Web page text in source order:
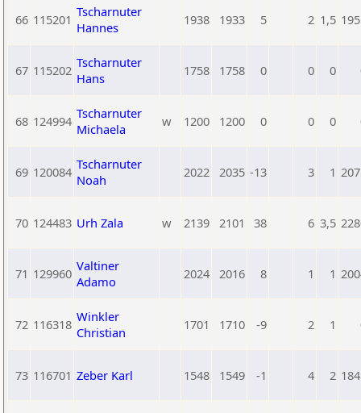
66 115201 Tscharnuter
Hannes
1938 1933 5 2 1,5
67 115202 Tscharnuter
Hans
1758 1758 0 0 0
68 124994 Tscharnuter
Michaela
w 1200 1200 0 0 0
69 120084 Tscharnuter
Noah
2022 2035 -13 3 1
70 124483 Urh Zala w 2139 2101 38 6 3,5
71 129960 Valtiner
Adamo
2024 2016 8 1 1
72 116318 Winkler
Christian
1701 1710 -9 2 1
73 116701 Zeber Karl 1548 1549 -1 4 2